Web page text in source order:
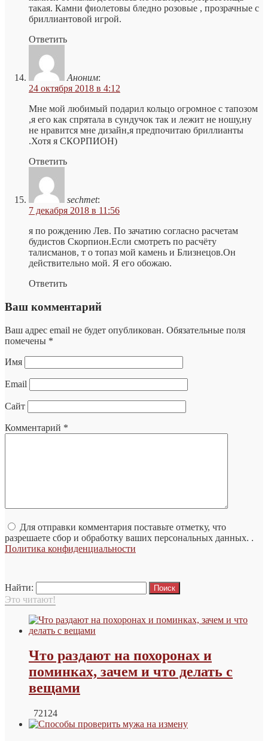
такая. Камни фиолетовы бледно розовые , прозрачные с
бриллиантовой игрой.
Ответить
Аноним:
24 октября 2018 в 4:12
Мне мой любимый подарил кольцо огромное с тапозом
,я его как спрятала в сундучок так и лежит не ношу,ну
не нравится мне дизайн,я предпочитаю бриллианты
.Хотя я СКОРПИОН)
Ответить
sechmet:
7 декабря 2018 в 11:56
я по рождению Лев. По зачатию согласно расчетам
будистов Скорпион.Если смотреть по расчёту
талисманов, т о топаз мой камень и Близнецов.Он
действительно мой. Я его обожаю.
Ответить
Ваш комментарий
Ваш адрес email не будет опубликован. Обязательные поля
помечены *
Имя
Email
Сайт
Комментарий *
Для отправки комментария поставьте отметку, что
разрешаете сбор и обработку ваших персональных данных. .
Политика конфиденциальности
Найти:
Это читают!
Что раздают на похоронах и
поминках, зачем и что делать с
вещами
72124